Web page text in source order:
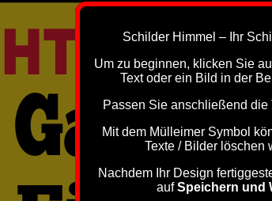
Garten
Garten -
Schilder Himmel – Ihr
Um zu beginnen, klicken Sie
Text oder ein Bild in der
Passen Sie anschließend die
Mit dem Mülleimer Symbol
Texte / Bilder löschen
Nachdem Ihr Design
aufSpeichern und